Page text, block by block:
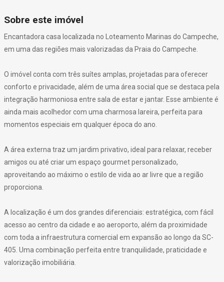
Sobre este imóvel
Encantadora casa localizada no Loteamento Marinas do Campeche,
em uma das regiões mais valorizadas da Praia do Campeche.
O imóvel conta com três suítes amplas, projetadas para oferecer
conforto e privacidade, além de uma área social que se destaca pela
integração harmoniosa entre sala de estar e jantar. Esse ambiente é
ainda mais acolhedor com uma charmosa lareira, perfeita para
momentos especiais em qualquer época do ano.
A área externa traz um jardim privativo, ideal para relaxar, receber
amigos ou até criar um espaço gourmet personalizado,
aproveitando ao máximo o estilo de vida ao ar livre que a região
proporciona.
A localização é um dos grandes diferenciais: estratégica, com fácil
acesso ao centro da cidade e ao aeroporto, além da proximidade
com toda a infraestrutura comercial em expansão ao longo da SC-
405. Uma combinação perfeita entre tranquilidade, praticidade e
valorização imobiliária.